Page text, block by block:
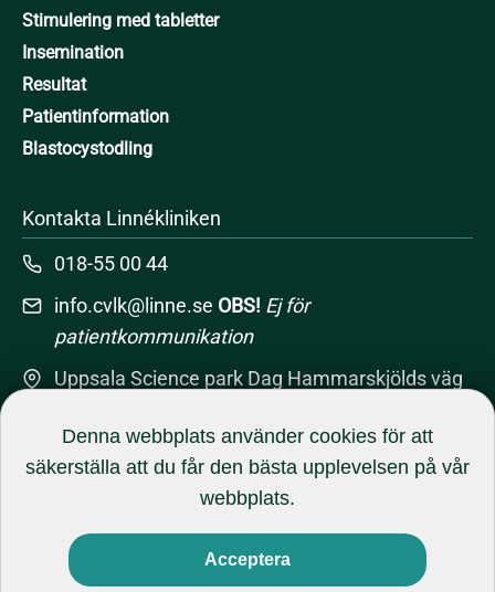
Stimulering med tabletter
Insemination
Resultat
Patientinformation
Blastocystodling
Kontakta Linnékliniken
018-55 00 44
info.cvlk@linne.se OBS! Ej för
patientkommunikation
Uppsala Science park Dag Hammarskjölds väg
Denna webbplats använder cookies för att
säkerställa att du får den bästa upplevelsen på vår
webbplats.
Acceptera